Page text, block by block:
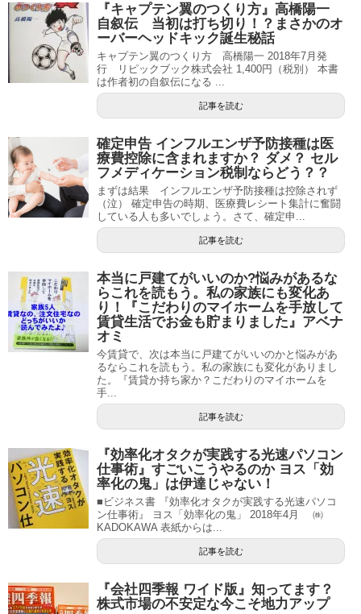
『キャプテン翼のつくり方』高橋陽一
自叙伝 当初は打ち切り！？まさかのオ
ーバーヘッドキック誕生秘話
キャプテン翼のつくり方 高橋陽一 2018年7月発
行 リピックブック株式会社 1,400円（税別） 本書
は作者初の自叙伝になる ...
記事を読む
確定申告 インフルエンザ予防接種は医
療費控除に含まれますか？ ダメ？ セル
フメディケーション税制ならどう？？
まずは結果 インフルエンザ予防接種は控除されず
（泣） 確定申告の時期、医療費レシート集計に奮闘
している人も多いでしょう。さて、確定申...
記事を読む
本当に戸建てがいいのか?悩みがあるな
らこれを読もう。私の家族にも変化あ
り！『こだわりのマイホームを手放して
賃貸生活でお金も貯まりました』アベナ
オミ
今賃貸で、次は本当に戸建てがいいのかと悩みがあ
るならこれを読もう。私の家族にも変化がありまし
た。『賃貸か持ち家か？こだわりのマイホームを
手...
記事を読む
『効率化オタクが実践する光速パソコン
仕事術』すごいこうやるのか ヨス「効
率化の鬼」は伊達じゃない！
■ビジネス書 『効率化オタクが実践する光速パソコ
ン仕事術』 ヨス「効率化の鬼」 2018年4月 ㈱
KADOKAWA 表紙からは...
記事を読む
『会社四季報 ワイド版』知ってます？
株式市場の不安定な今こそ地力アップ